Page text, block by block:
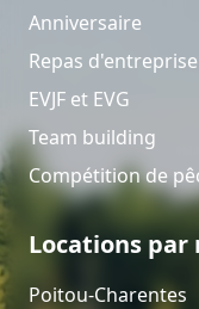
Anniversaire
Repas d'entreprise
EVJF et EVG
Team building
Compétition de
Locations par
Poitou-Charentes